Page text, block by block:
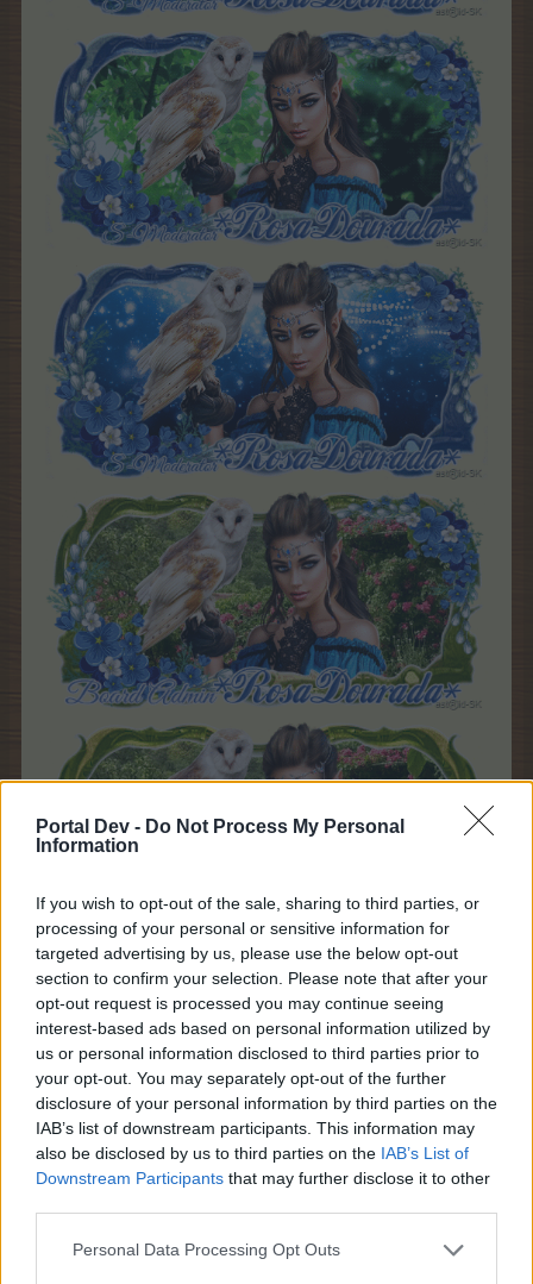
Portal Dev - Do Not Process My Personal
Information
If you wish to opt-out of the sale, sharing to third parties, or
processing of your personal or sensitive information for
targeted advertising by us, please use the below opt-out
section to confirm your selection. Please note that after your
opt-out request is processed you may continue seeing
interest-based ads based on personal information utilized by
us or personal information disclosed to third parties prior to
your opt-out. You may separately opt-out of the further
disclosure of your personal information by third parties on the
IAB’s list of downstream participants. This information may
also be disclosed by us to third parties on the IAB’s List of
Downstream Participants that may further disclose it to other
Personal Data Processing Opt Outs